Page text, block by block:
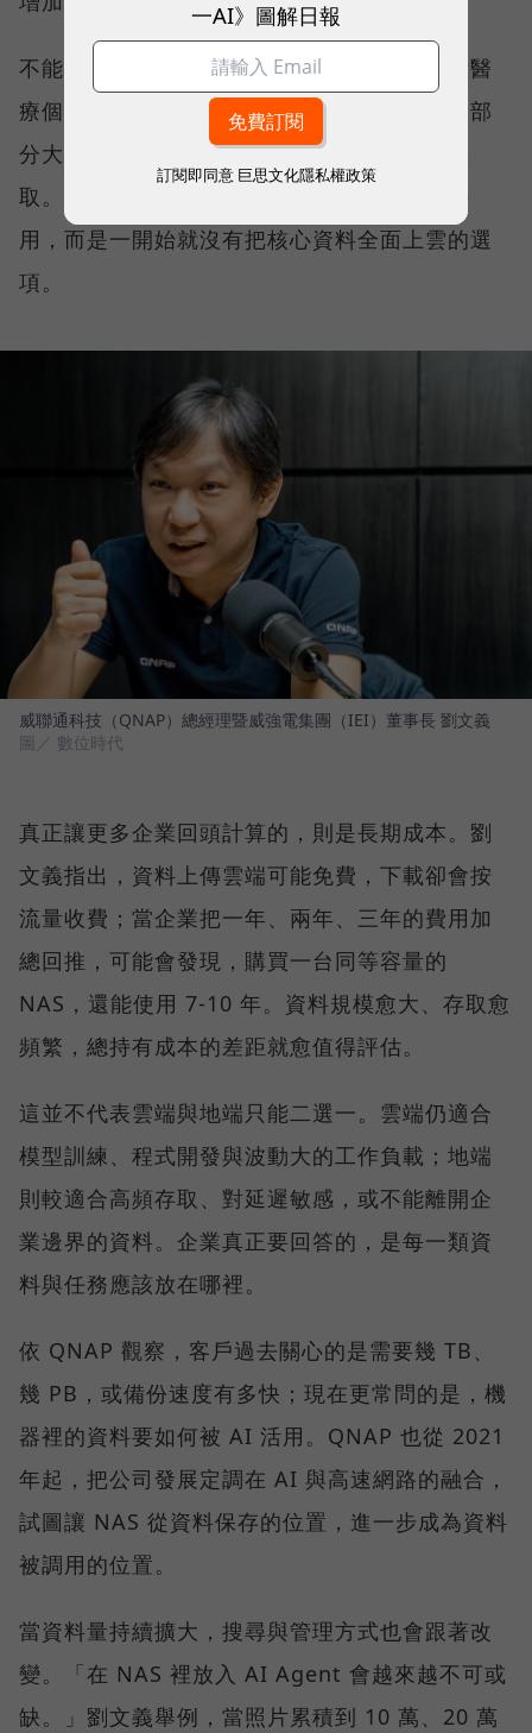
不能上雲的名單比想像中長。醫療業持有大量醫
療個資，金融與保險業受到合規與法規限制，部
分大學院校與設計公司也不希望資料被雲端存
取。對這些組織而言，問題並不是雲端好不好
用，而是一開始就沒有把核心資料全面上雲的選
項。
威聯通科技（QNAP）總經理暨威強電集團（IEI）董事長 劉文義
圖／ 數位時代
真正讓更多企業回頭計算的，則是長期成本。劉
文義指出，資料上傳雲端可能免費，下載卻會按
流量收費；當企業把一年、兩年、三年的費用加
總回推，可能會發現，購買一台同等容量的
NAS，還能使用 7-10 年。資料規模愈大、存取愈
頻繁，總持有成本的差距就愈值得評估。
這並不代表雲端與地端只能二選一。雲端仍適合
模型訓練、程式開發與波動大的工作負載；地端
則較適合高頻存取、對延遲敏感，或不能離開企
業邊界的資料。企業真正要回答的，是每一類資
料與任務應該放在哪裡。
依 QNAP 觀察，客戶過去關心的是需要幾 TB、
幾 PB，或備份速度有多快；現在更常問的是，機
器裡的資料要如何被 AI 活用。QNAP 也從 2021
年起，把公司發展定調在 AI 與高速網路的融合，
試圖讓 NAS 從資料保存的位置，進一步成為資料
被調用的位置。
當資料量持續擴大，搜尋與管理方式也會跟著改
變。「在 NAS 裡放入 AI Agent 會越來越不可或
缺。」劉文義舉例，當照片累積到 10 萬、20 萬
一AI》圖解日報
訂閱即同意 巨思文化隱私權政策